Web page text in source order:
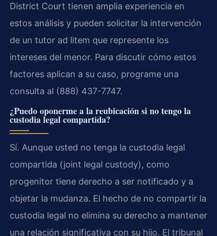
District Court tienen amplia experiencia en
estos análisis y pueden solicitar la intervención
de un tutor ad litem que represente los
intereses del menor. Para discutir cómo estos
factores aplican a su caso, programe una
consulta al (888) 437-7747.
¿Puedo oponerme a la reubicación si no tengo la
custodia legal compartida?
Sí. Aunque usted no tenga la custodia legal
compartida (joint legal custody), como
progenitor tiene derecho a ser notificado y a
objetar la mudanza. El hecho de no compartir la
custodia legal no elimina su derecho a mantener
una relación significativa con su hijo. El tribunal